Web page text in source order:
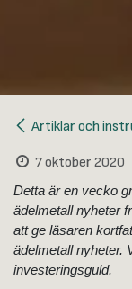
Artiklar och
7 oktober 2020
Detta är en vecko
ädelmetall nyheter
att ge läsaren
ädelmetall nyheter.
investeringsguld.